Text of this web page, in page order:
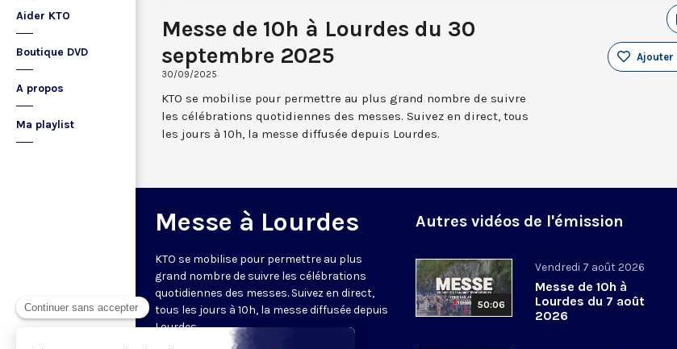
Aider KTO
Boutique DVD
A propos
Ma playlist
Messe de 10h à Lourdes du 30
septembre 2025
30/09/2025
Ajouter
KTO se mobilise pour permettre au plus grand nombre de suivre
les célébrations quotidiennes des messes. Suivez en direct, tous
les jours à 10h, la messe diffusée depuis Lourdes.
Messe à Lourdes
KTO se mobilise pour permettre au plus
grand nombre de suivre les célébrations
quotidiennes des messes. Suivez en direct,
tous les jours à 10h, la messe diffusée depuis
Lourdes.
Autres vidéos de l'émission
50:06
Vendredi 7 août 2026
Messe de 10h à
Lourdes du 7 août
2026